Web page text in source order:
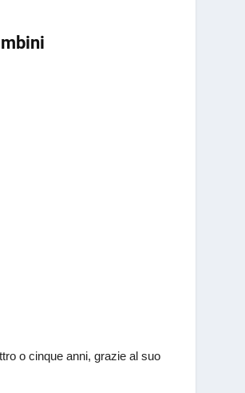
o cinque anni, grazie al suo